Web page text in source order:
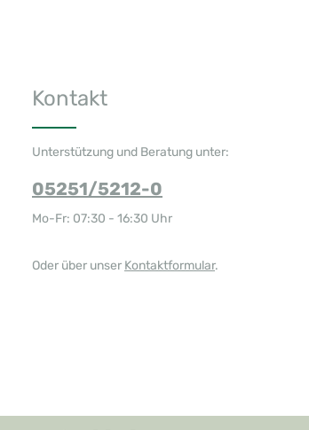
Kontakt
Unterstützung und Beratung unter:
05251/5212-0
Mo-Fr: 07:30 - 16:30 Uhr
Oder über unser Kontaktformular.